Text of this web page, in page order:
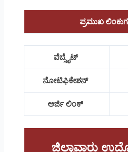
ಪ್ರಮುಖ
ವೆಬ್ಸೈಟ್
ನೋಟಿಫಿಕೇಶನ್
ಅರ್ಜಿ ಲಿಂಕ್
ಜಿಲ್ಲಾವಾರು